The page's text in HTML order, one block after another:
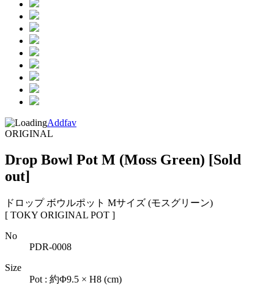
Addfav
ORIGINAL
Drop Bowl Pot M (Moss Green) [Sold
out]
ドロップ ボウルポット Mサイズ (モスグリーン)
[ TOKY ORIGINAL POT ]
No
PDR-0008
Size
Pot : 約Φ9.5 × H8 (cm)